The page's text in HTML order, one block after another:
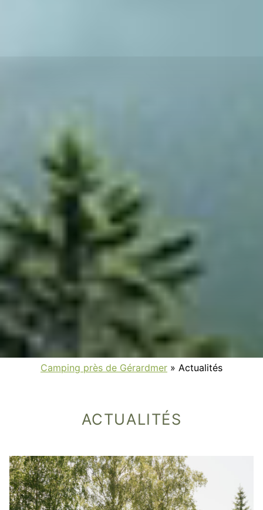
Camping près de Gérardmer » Actualités
ACTUALITÉS